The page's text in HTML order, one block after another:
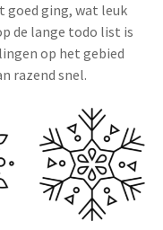
goed ging, wat leuk
de lange todo list is
op het gebied
razend snel.